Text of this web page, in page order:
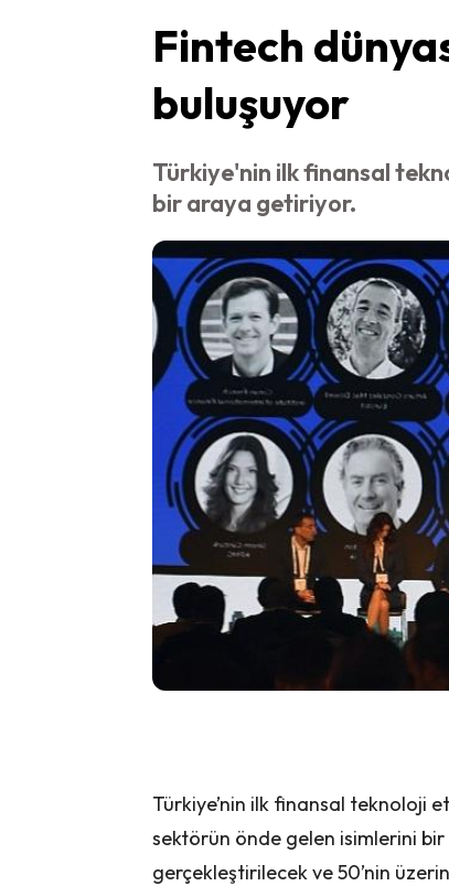
Fintech
buluşuyor
Türkiye'nin ilk finansal
bir araya getiriyor.
Türkiye’nin ilk finansal teknoloji
sektörün önde gelen isimlerini
gerçekleştirilecek ve 50’nin